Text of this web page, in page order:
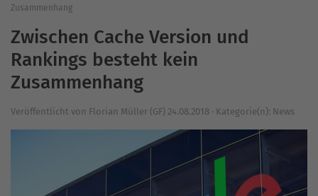
Zusammenhang
Zwischen Cache Version und
Rankings besteht kein
Zusammenhang
Veröffentlicht von Florian Müller (GF) 24.08.2018 · Kategorie(n): News